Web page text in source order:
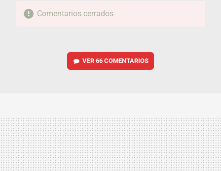
Comentarios cerrados
VER 66 COMENTARIOS